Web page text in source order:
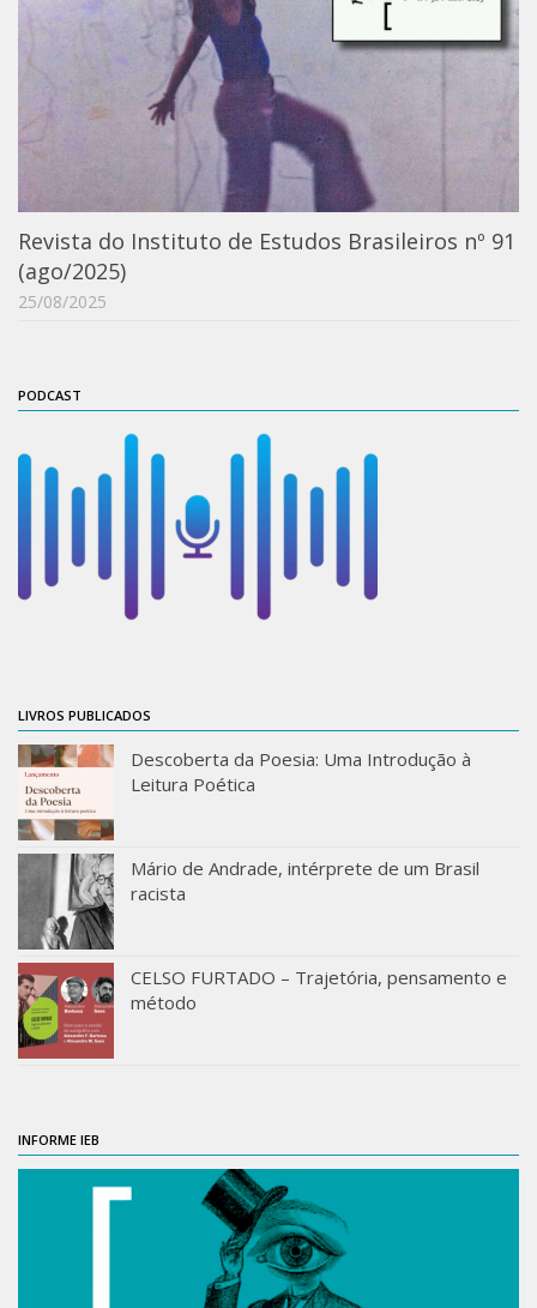
Revista do Instituto de Estudos Brasileiros nº 91
(ago/2025)
25/08/2025
PODCAST
LIVROS PUBLICADOS
Descoberta da Poesia: Uma Introdução à
Leitura Poética
Mário de Andrade, intérprete de um Brasil
racista
CELSO FURTADO – Trajetória, pensamento e
método
INFORME IEB